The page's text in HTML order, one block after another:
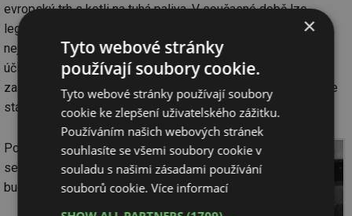
evropský trh s kotli na tuhá paliva. V současné době lze
legálně zakoupit pouze kotle 3. až 5. emisní třídy. Pořízení
nejnižší 3. emisní třídy se příliš nevyplácí, kotle mají nízkou
účinnost (vyšší spotřebu paliva) a jedná se o technologicky
zastaralé neboli výběhové kotle, které se již nevyvíjejí a bude
stále složitější zajistit jejich servis a případné opravy.
Pokud
se
budeme
×
Tyto webové stránky
používají soubory cookie.
Tyto webové stránky používají soubory
cookie ke zlepšení uživatelského zážitku.
Používáním našich webových stránek
souhlasíte se všemi soubory cookie v
souladu s našimi zásadami používání
souborů cookie.Více informací